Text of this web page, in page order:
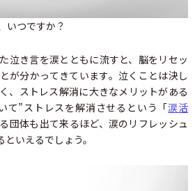
いつですか？
泣き言を涙とともに流すと、脳をリセッ
が分かってきています。泣くことは決し
、ストレス解消に大きなメリットがある
て”ストレスを解消させるという「涙活
団体も出て来るほど、涙のリフレッシュ
いえるでしょう。